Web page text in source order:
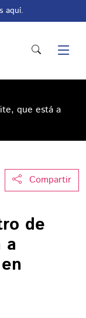
aquí.
que está a
Compartir
de
a